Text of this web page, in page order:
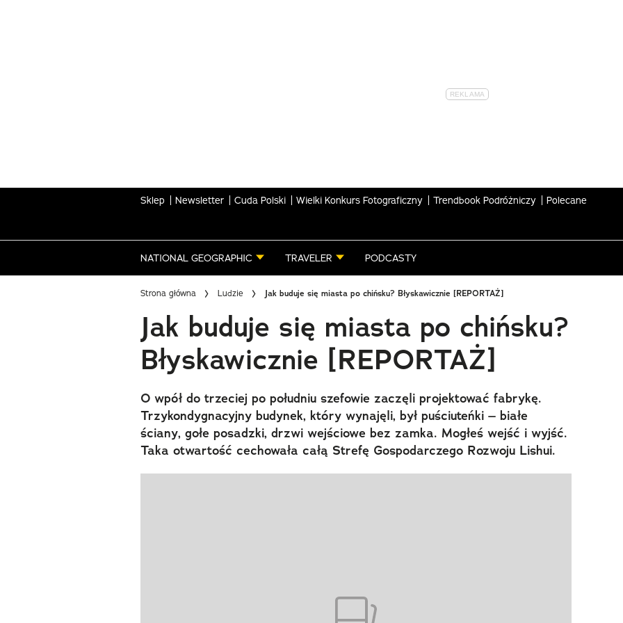
Sklep Newsletter Cuda Polski Wielki Konkurs Fotograficzny Trendbook Podróżniczy Polecane
NATIONAL GEOGRAPHIC TRAVELER PODCASTY
Strona główna Ludzie Jak buduje się miasta po chińsku? Błyskawicznie [REPORTAŻ]
Jak buduje się miasta po chińsku?
Błyskawicznie [REPORTAŻ]
O wpół do trzeciej po południu szefowie zaczęli projektować fabrykę.
Trzykondygnacyjny budynek, który wynajęli, był puściuteńki – białe
ściany, gołe posadzki, drzwi wejściowe bez zamka. Mogłeś wejść i wyjść.
Taka otwartość cechowała całą Strefę Gospodarczego Rozwoju Lishui.